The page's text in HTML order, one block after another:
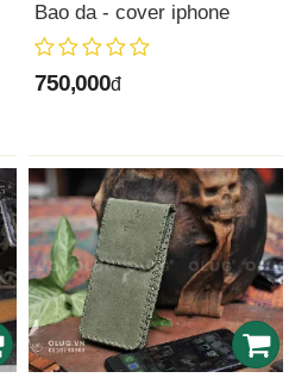
Bao da - cover iphone
750,000đ